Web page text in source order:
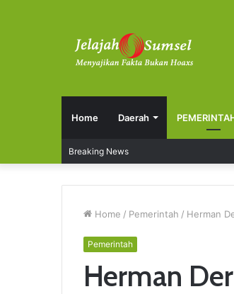
Home Daerah
Breaking News
Home / Pemerintah / Herman
Pemerintah
Herman